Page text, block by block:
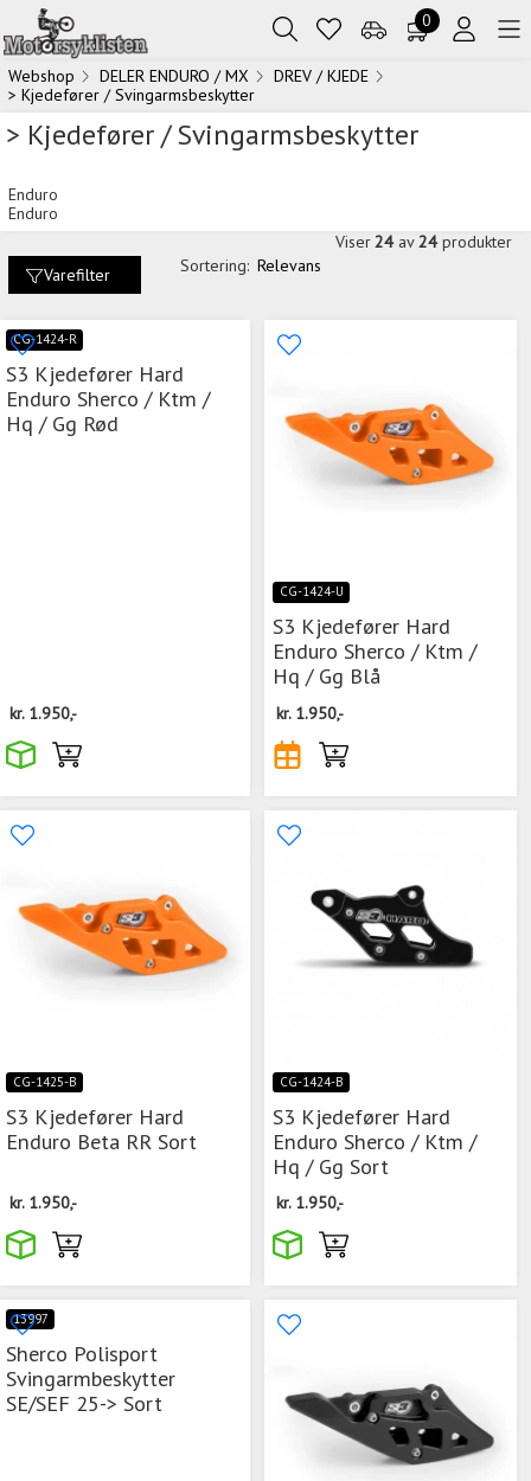
0
Webshop DELER ENDURO / MX
DREV / KJEDE
> Kjedefører / Svingarmsbeskytter
> Kjedefører / Svingarmsbeskytter
Enduro
Enduro
Varefilter Sortering: Relevans
Viser24 av24 produkter
CG-1424-R
S3 Kjedefører Hard
Enduro Sherco / Ktm /
Hq / Gg Rød
kr. 1.950,-
CG-1424-U
S3 Kjedefører Hard
Enduro Sherco / Ktm /
Hq / Gg Blå
kr. 1.950,-
CG-1425-B
S3 Kjedefører Hard
Enduro Beta RR Sort
kr. 1.950,-
CG-1424-B
S3 Kjedefører Hard
Enduro Sherco / Ktm /
Hq / Gg Sort
kr. 1.950,-
13997
Sherco Polisport
Svingarmbeskytter
SE/SEF 25-> Sort